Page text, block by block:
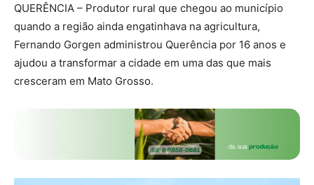
QUERÊNCIA – Produtor rural que chegou ao município
quando a região ainda engatinhava na agricultura,
Fernando Gorgen administrou Querência por 16 anos e
ajudou a transformar a cidade em uma das que mais
cresceram em Mato Grosso.